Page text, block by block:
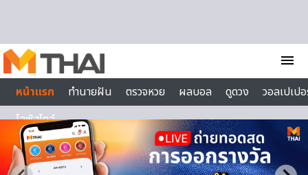
menu
หน้าแรก
ทำนายฝัน ตรวจหวย ผลบอล ดูดวง
วอลเปเป
ไลฟ์สไตล์